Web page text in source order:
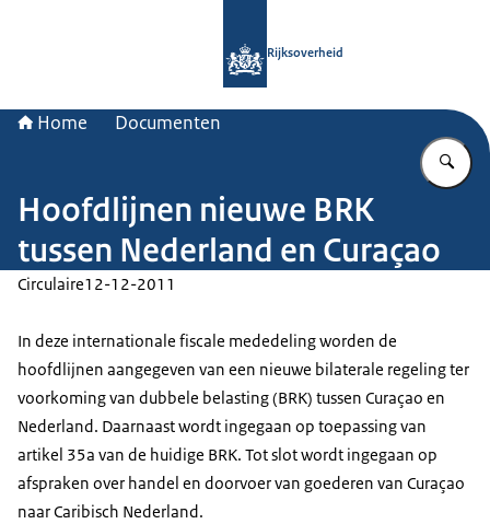
Rijksoverheid
Home Documenten
Hoofdlijnen nieuwe BRK
tussen Nederland en Curaçao
Circulaire12-12-2011
In deze internationale fiscale mededeling worden de
hoofdlijnen aangegeven van een nieuwe bilaterale regeling ter
voorkoming van dubbele belasting (BRK) tussen Curaçao en
Nederland. Daarnaast wordt ingegaan op toepassing van
artikel 35a van de huidige BRK. Tot slot wordt ingegaan op
afspraken over handel en doorvoer van goederen van Curaçao
naar Caribisch Nederland.